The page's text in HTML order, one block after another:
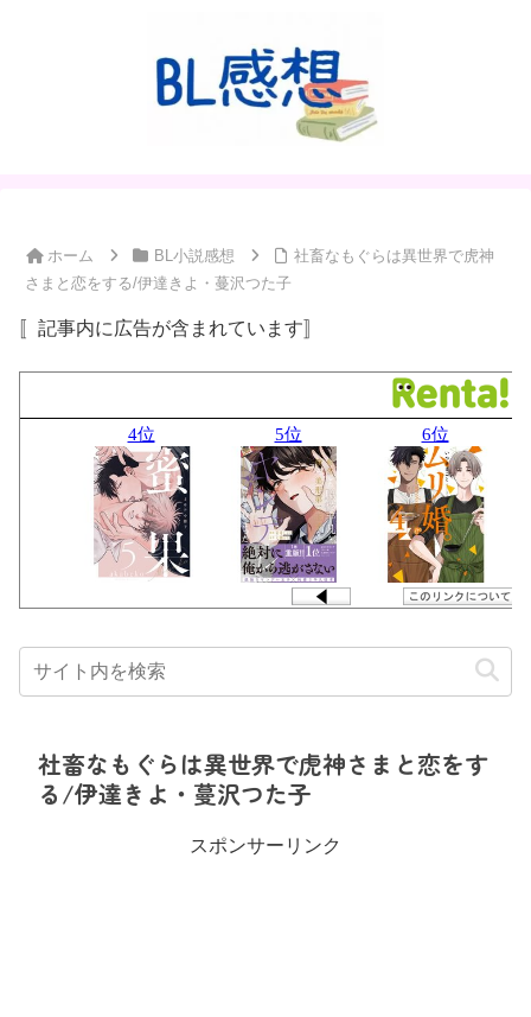
ホーム BL小説感想
社畜なもぐらは異世界で虎神
さまと恋をする/伊達きよ・蔓沢つた子
〚記事内に広告が含まれています〛
社畜なもぐらは異世界で虎神さまと恋をす
る/伊達きよ・蔓沢つた子
スポンサーリンク